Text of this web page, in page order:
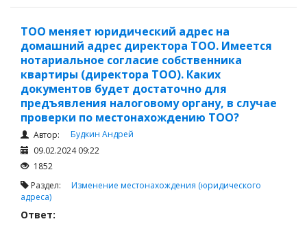
засвидетельствовать своё согласие о предоставлении
адреса жилого помещения в качестве адреса места
нахождения юридического лица при себе нужно иметь
удостоверение личности.
ТОО меняет юридический адрес на
домашний адрес директора ТОО. Имеется
нотариальное согласие собственника
квартиры (директора ТОО). Каких
документов будет достаточно для
предъявления налоговому органу, в случае
проверки по местонахождению ТОО?
Автор:
Будкин Андрей
09.02.2024 09:22
1852
Раздел: Изменение местонахождения (юридического
адреса)
Ответ: